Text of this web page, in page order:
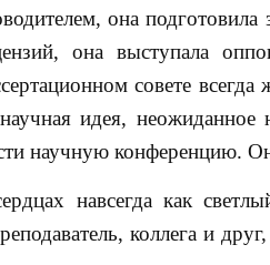
она
она выступала
совете
идея, неожиданное
научную конференцию.
навсегда как
коллега и